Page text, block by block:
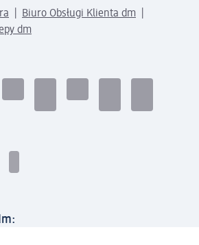
Biuro Obsługi Klienta dm
dm